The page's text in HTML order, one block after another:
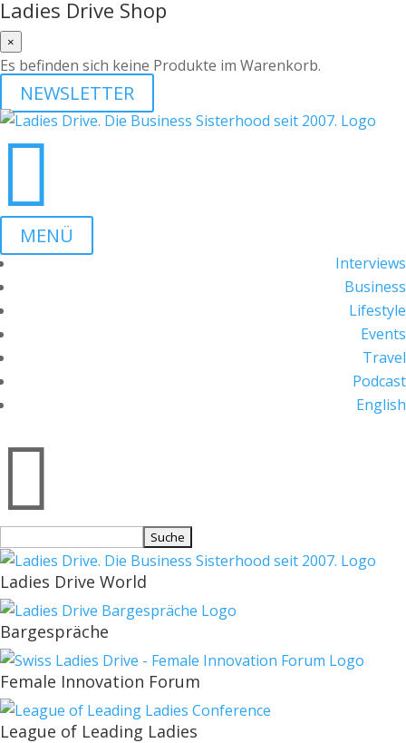
Ladies Drive Shop
×
Es befinden sich keine Produkte im Warenkorb.
NEWSLETTER

MENÜ
Interviews
Business
Lifestyle
Events
Travel
Podcast
English

nach:
Ladies Drive World
Bargespräche
Female Innovation Forum
League of Leading Ladies